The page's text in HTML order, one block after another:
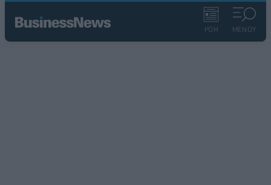
ΡΟΗ ΜΕΝΟΥ